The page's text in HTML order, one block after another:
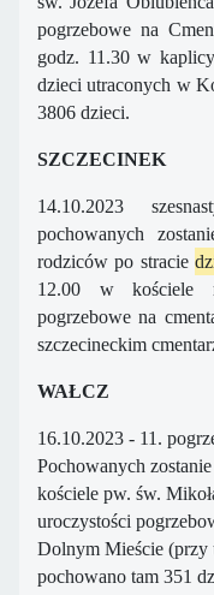
pogrzebowe na
godz. 11.30 w
dzieci utraconych w
3806 dzieci.
SZCZECINEK
14.10.2023
pochowanych
rodziców po stracie
12.00 w kościele
pogrzebowe na
szczecineckim
WAŁCZ
16.10.2023 - 11.
Pochowanych
kościele pw. św.
uroczystości
Dolnym Mieście (przy
pochowano tam 351